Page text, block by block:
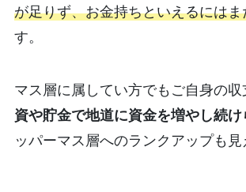
が足りず、お金持ちといえるには
す。
マス層に属してい方でもご自身の収
資や貯金で地道に資金を増やし続
ッパーマス層へのランクアップも見